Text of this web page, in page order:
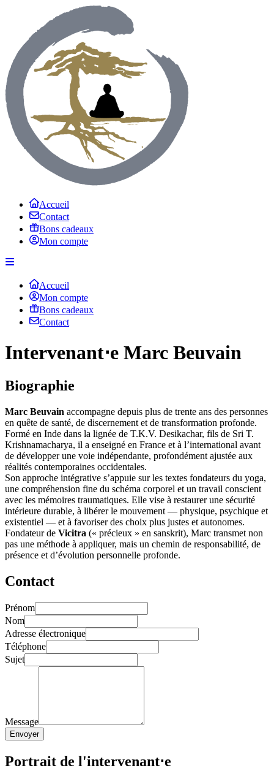
Accueil
Contact
Bons cadeaux
Mon compte
Accueil
Mon compte
Bons cadeaux
Contact
Intervenant⋅e Marc Beuvain
Biographie
Marc Beuvain accompagne depuis plus de trente ans des personnes
en quête de santé, de discernement et de transformation profonde.
Formé en Inde dans la lignée de T.K.V. Desikachar, fils de Sri T.
Krishnamacharya, il a enseigné en France et à l’international avant
de développer une voie indépendante, profondément ajustée aux
réalités contemporaines occidentales.
Son approche intégrative s’appuie sur les textes fondateurs du yoga,
une compréhension fine du schéma corporel et un travail conscient
avec les mémoires traumatiques. Elle vise à restaurer une sécurité
intérieure durable, à libérer le mouvement — physique, psychique et
existentiel — et à favoriser des choix plus justes et autonomes.
Fondateur de Vicitra (« précieux » en sanskrit), Marc transmet non
pas une méthode à appliquer, mais un chemin de responsabilité, de
présence et d’évolution personnelle profonde.
Contact
Prénom
Nom
Adresse électronique
Téléphone
Sujet
Message
Envoyer
Portrait de l'intervenant⋅e